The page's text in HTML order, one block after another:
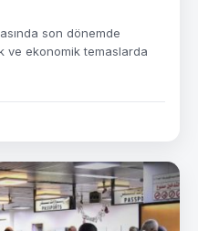
son dönemde
ve ekonomik temaslarda